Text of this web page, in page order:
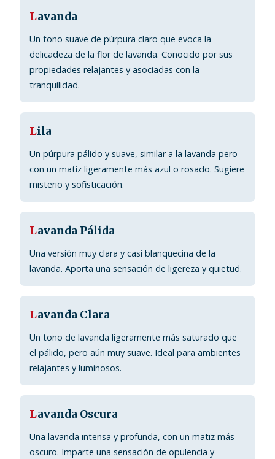
Lavanda
Un tono suave de púrpura claro que evoca la
delicadeza de la flor de lavanda. Conocido por sus
propiedades relajantes y asociadas con la
tranquilidad.
Lila
Un púrpura pálido y suave, similar a la lavanda pero
con un matiz ligeramente más azul o rosado. Sugiere
misterio y sofisticación.
Lavanda Pálida
Una versión muy clara y casi blanquecina de la
lavanda. Aporta una sensación de ligereza y quietud.
Lavanda Clara
Un tono de lavanda ligeramente más saturado que
el pálido, pero aún muy suave. Ideal para ambientes
relajantes y luminosos.
Lavanda Oscura
Una lavanda intensa y profunda, con un matiz más
oscuro. Imparte una sensación de opulencia y